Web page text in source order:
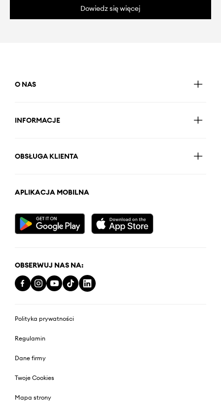
Dowiedz się więcej
O NAS
INFORMACJE
OBSŁUGA KLIENTA
APLIKACJA MOBILNA
OBSERWUJ NAS NA:
Polityka prywatności
Regulamin
Dane firmy
Twoje Cookies
Mapa strony